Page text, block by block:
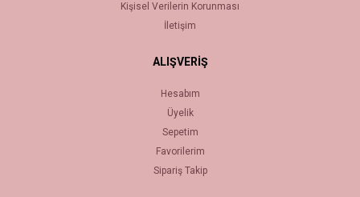
Kişisel Verilerin Korunması
İletişim
ALIŞVERİŞ
Hesabım
Üyelik
Sepetim
Favorilerim
Sipariş Takip